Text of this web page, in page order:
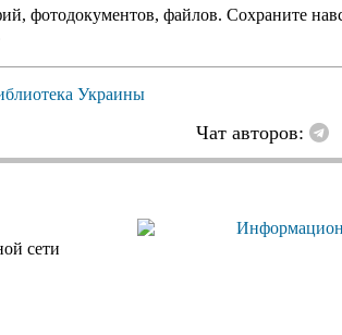
фотодокументов, файлов. Сохраните
Украины
Чат авторов:
сети